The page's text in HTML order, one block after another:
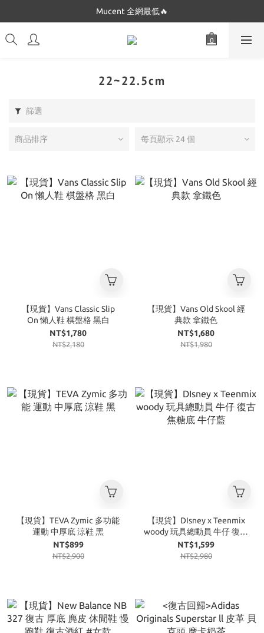
Dickies 最低$280起🔥
Mucent 全網最低🔥
Dickies 最低$280起🔥
22~22.5cm
篩選
商品排序 每頁顯示 24 個
【現貨】Vans Classic Slip
On 懶人鞋 棋盤格 黑白
NT$1,780
NT$2,180
【現貨】Vans Old Skool 經
典款 拿鐵色
NT$1,680
NT$1,980
【現貨】TEVA Zymic 多功能
運動 中厚底 涼鞋 黑
NT$899
NT$2,900
【現貨】DIsney x Teenmix
woody 玩具總動員 牛仔 復古
焦糖底 牛仔藍
NT$1,599
NT$2,980